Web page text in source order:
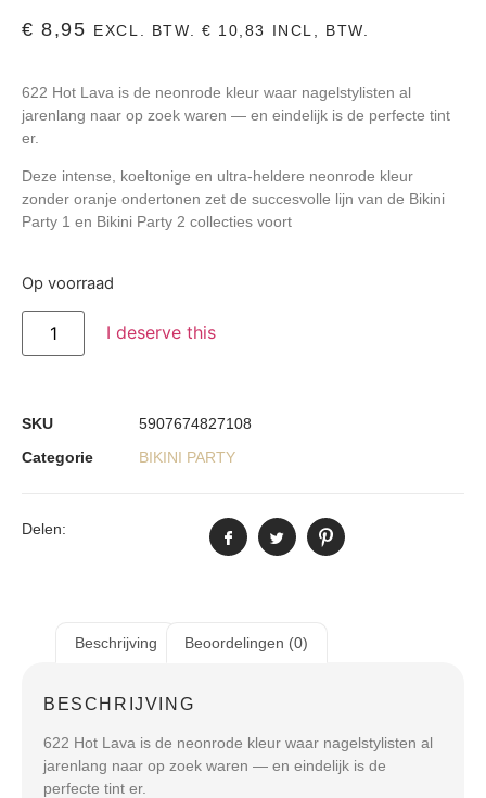
€ 8,95 EXCL. BTW. € 10,83 INCL, BTW.
622 Hot Lava is de neonrode kleur waar nagelstylisten al
jarenlang naar op zoek waren — en eindelijk is de perfecte tint
er.
Deze intense, koeltonige en ultra-heldere neonrode kleur
zonder oranje ondertonen zet de succesvolle lijn van de Bikini
Party 1 en Bikini Party 2 collecties voort
Op voorraad
I deserve this
SKU
5907674827108
Categorie
BIKINI PARTY
Delen:
Beschrijving Beoordelingen (0)
BESCHRIJVING
622 Hot Lava is de neonrode kleur waar nagelstylisten al
jarenlang naar op zoek waren — en eindelijk is de
perfecte tint er.